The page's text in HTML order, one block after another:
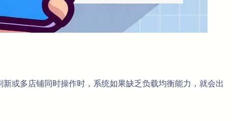
或多店铺同时操作时，系统如果缺乏负载均衡能力，就会出